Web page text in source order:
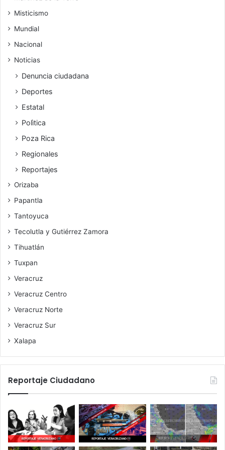
Misticismo
Mundial
Nacional
Noticias
Denuncia ciudadana
Deportes
Estatal
Polìtica
Poza Rica
Regionales
Reportajes
Orizaba
Papantla
Tantoyuca
Tecolutla y Gutiérrez Zamora
Tihuatlán
Tuxpan
Veracruz
Veracruz Centro
Veracruz Norte
Veracruz Sur
Xalapa
Reportaje Ciudadano